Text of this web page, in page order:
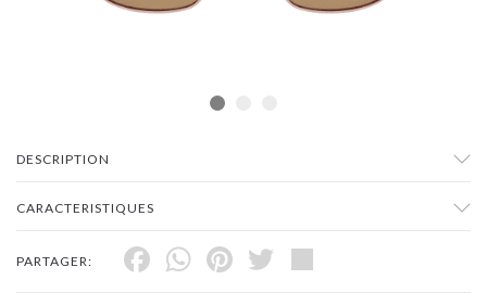
DESCRIPTION
CARACTERISTIQUES
PARTAGER: Facebook
WhatsApp
Pinterest
Twitter